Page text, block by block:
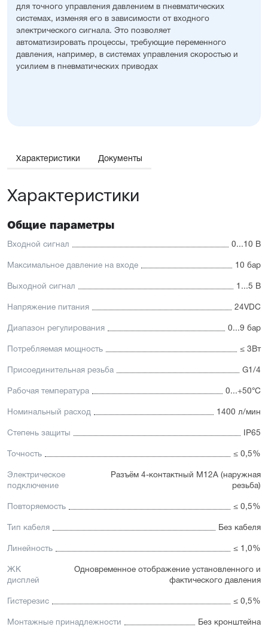
для точного управления давлением в пневматических
системах, изменяя его в зависимости от входного
электрического сигнала. Это позволяет
автоматизировать процессы, требующие переменного
давления, например, в системах управления скоростью и
усилием в пневматических приводах
Характеристики Документы
Характеристики
Общие параметры
Входной сигнал 0...10 В
Максимальное давление на входе 10 бар
Выходной сигнал 1...5 В
Напряжение питания 24VDC
Диапазон регулирования 0...9 бар
Потребляемая мощность ≤ 3Вт
Присоединительная резьба G1/4
Рабочая температура 0...+50°С
Номинальный расход 1400 л/мин
Степень защиты IP65
Точность ≤ 0,5%
Электрическое
подключение
Разъём 4-контактный М12А (наружная
резьба)
Повторяемость ≤ 0,5%
Тип кабеля Без кабеля
Линейность ≤ 1,0%
ЖК
дисплей
Одновременное отображение установленного и
фактического давления
Гистерезис ≤ 0,5%
Монтажные принадлежности Без кронштейна